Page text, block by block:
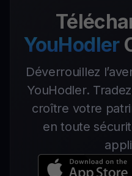
YouHodler
Déverrouillez
YouHodler.
croître votre
en toute